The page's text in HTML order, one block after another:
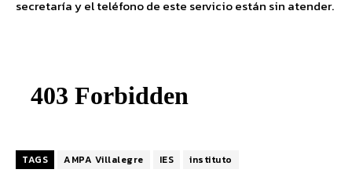
secretaría y el teléfono de este servicio están sin atender.
TAGS AMPA Villalegre IES instituto